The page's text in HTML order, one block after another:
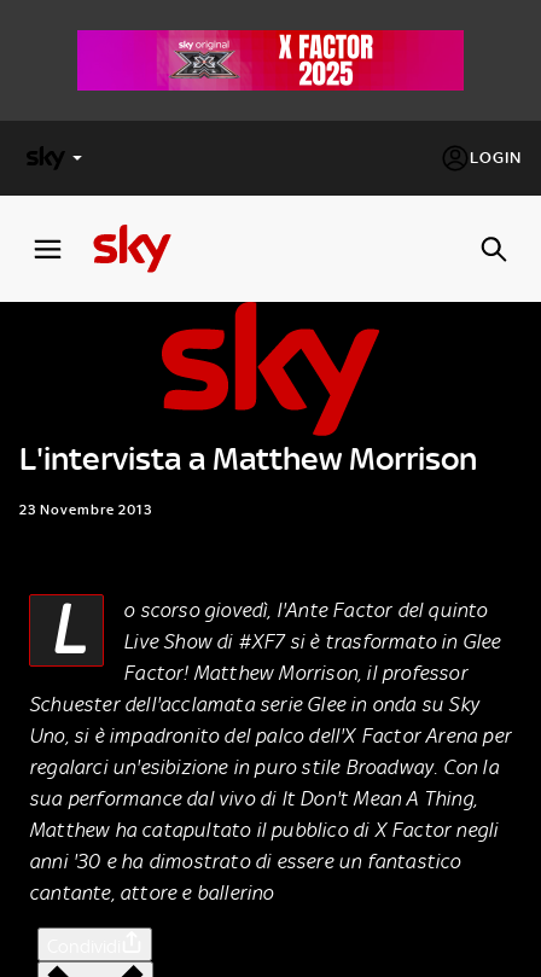
LOGIN
FACTOR
Cos’altro vedere:
PROGRAMMI SKY
SKY.IT
L'intervista a Matthew Morrison
23 Novembre 2013
L
o scorso giovedì, l'Ante Factor del quinto
Live Show di #XF7 si è trasformato in Glee
Factor! Matthew Morrison, il professor
Schuester dell'acclamata serie Glee in onda su Sky
Uno, si è impadronito del palco dell'X Factor Arena per
regalarci un'esibizione in puro stile Broadway. Con la
sua performance dal vivo di It Don't Mean A Thing,
Matthew ha catapultato il pubblico di X Factor negli
anni '30 e ha dimostrato di essere un fantastico
cantante, attore e ballerino